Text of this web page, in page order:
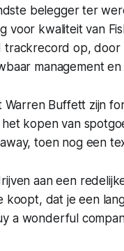
belegger ter
voor kwaliteit van
op,
management
Buffett zijn
het kopen van
toen nog een
aan een
koopt, dat je een
a wonderful